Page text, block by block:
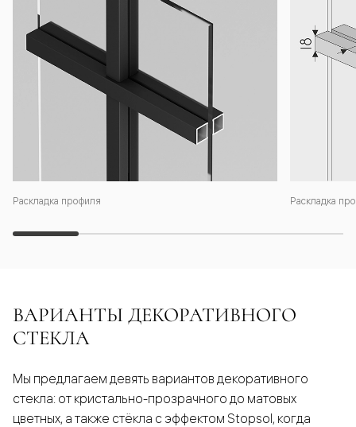
Раскладка профиля Раскладка
ВАРИАНТЫ ДЕКОРАТИВНОГО
СТЕКЛА
Мы предлагаем девять вариантов декоративного
стекла: от кристально-прозрачного до матовых
цветных, а также стёкла с эффектом Stopsol, когда